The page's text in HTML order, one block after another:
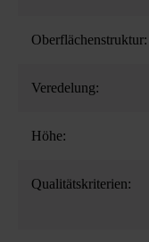
Oberflächenstruktur:
Veredelung:
Höhe:
Qualitätskriterien: